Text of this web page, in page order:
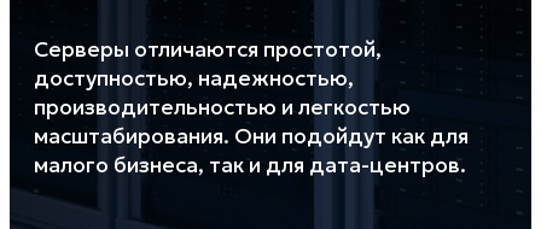
Серверы отличаются простотой,
доступностью, надежностью,
производительностью и легкостью
масштабирования. Они подойдут как для
малого бизнеса, так и для дата-центров.
ЗАКРЫТЬ